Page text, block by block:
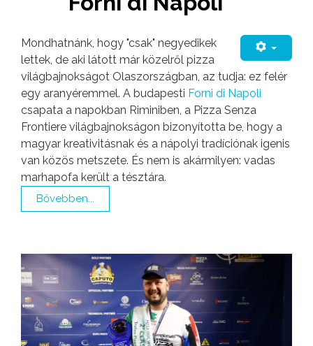
Mondhatnánk, hogy "csak" negyedikek
lettek, de aki látott már közelről pizza
világbajnokságot Olaszországban, az tudja: ez felér
egy aranyéremmel. A budapesti Forni di Napoli
csapata a napokban Riminiben, a Pizza Senza
Frontiere világbajnokságon bizonyította be, hogy a
magyar kreativitásnak és a nápolyi tradíciónak igenis
van közös metszete. És nem is akármilyen: vadas
marhapofa került a tésztára.
Bővebben...